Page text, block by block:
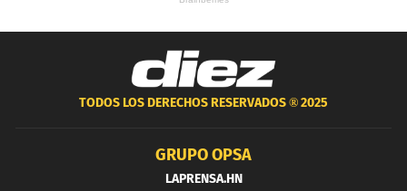
TODOS LOS DERECHOS RESERVADOS ®2025
GRUPO OPSA
LAPRENSA.HN